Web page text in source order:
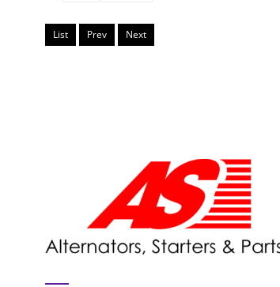
List Prev Next